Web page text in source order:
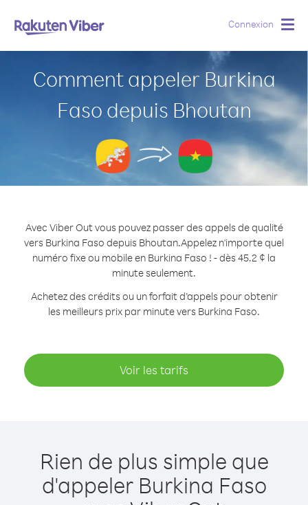
Connexion
Comment appeler Burkina
Faso depuis Bhoutan
Avec Viber Out vous pouvez passer des appels de qualité
vers Burkina Faso depuis Bhoutan.Appelez n'importe quel
numéro fixe ou mobile en Burkina Faso ! - dès 45.2 ¢ la
minute seulement.
Achetez des crédits ou un forfait d’appels pour obtenir
les meilleurs prix par minute vers Burkina Faso.
Voir les tarifs
Rien de plus simple que
d'appeler Burkina Faso